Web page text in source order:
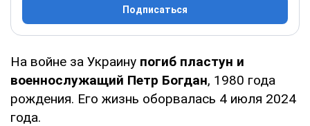
Подписаться
На войне за Украину погиб пластун и
военнослужащий Петр Богдан, 1980 года
рождения. Его жизнь оборвалась 4 июля 2024
года.